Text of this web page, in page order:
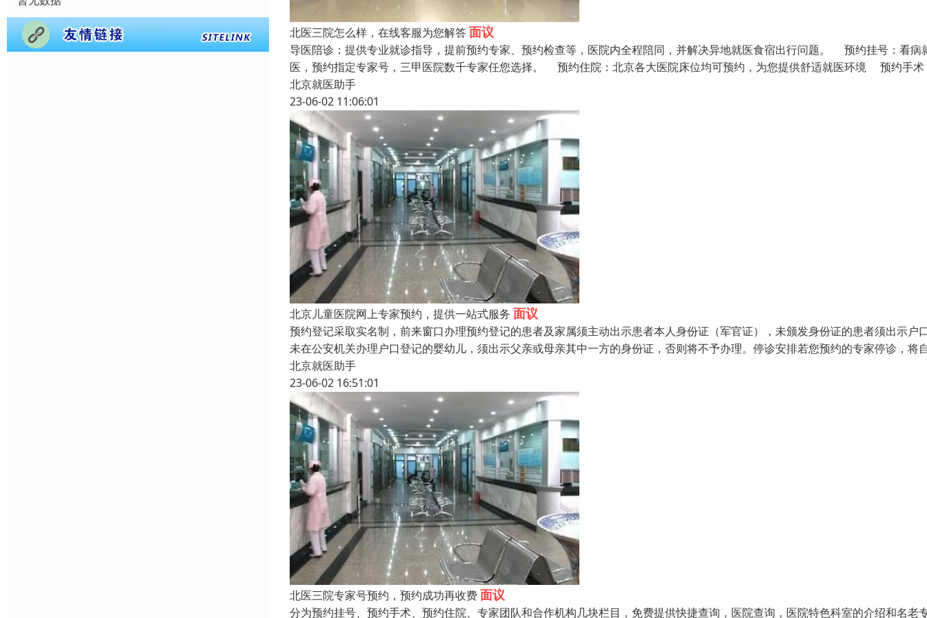
北医三院怎么样，在线客服为您解答面议
导医陪诊：提供专业就诊指导，提前预约专家、预约检查等，医院内全程陪同，并解决异地就医食宿出行问题。 预约挂号：看病
医，预约指定专家号，三甲医院数千专家任您选择。 预约住院：北京各大医院床位均可预约，为您提供舒适就医环境 预约手术
北京就医助手
23-06-02 11:06:01
北京儿童医院网上专家预约，提供一站式服务 面议
预约登记采取实名制，前来窗口办理预约登记的患者及家属须主动出示患者本人身份证（军官证），未颁发身份证的患者须出示户
未在公安机关办理户口登记的婴幼儿，须出示父亲或母亲其中一方的身份证，否则将不予办理。停诊安排若您预约的专家停诊，将
北京就医助手
23-06-02 16:51:01
北医三院专家号预约，预约成功再收费面议
分为预约挂号、预约手术、预约住院、专家团队和合作机构几块栏目，免费提供快捷查询，医院查询，医院特色科室的介绍和名老